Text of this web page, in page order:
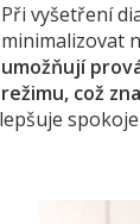
Při vyšetření
minimalizovat
umožňují
režimu, což